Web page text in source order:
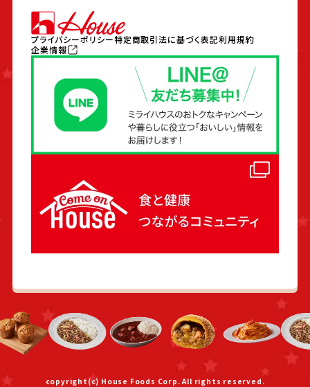
プライバシーポリシー特定商取引法に基づく表記利用規約
企業情報
copyright(c) House Foods Corp. All rights reserved.